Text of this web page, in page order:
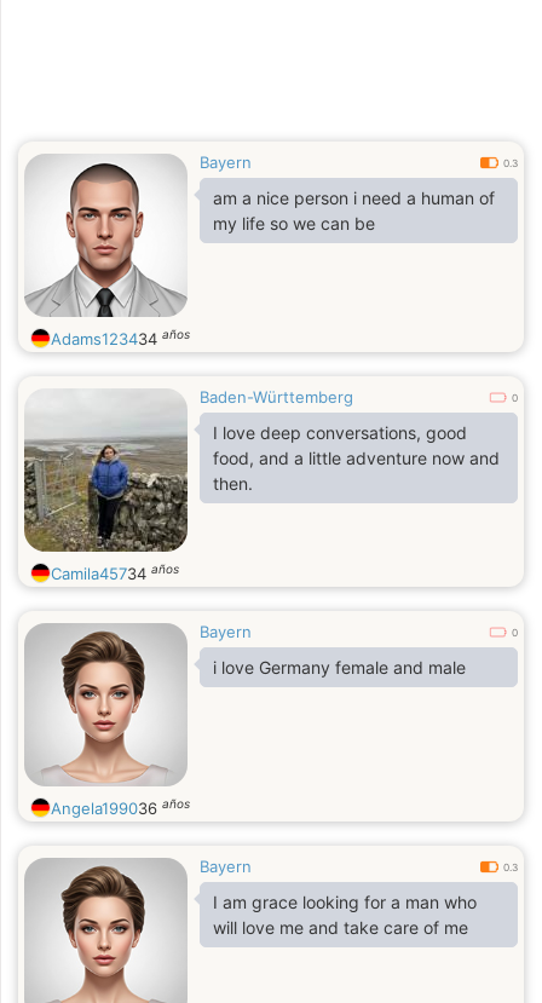
Bayern 0.3
am a nice person i need a human of
my life so we can be
Adams123434 años
Baden-Württemberg 0
I love deep conversations, good
food, and a little adventure now and
then.
Camila45734 años
Bayern 0
i love Germany female and male
Angela199036 años
Bayern 0.3
I am grace looking for a man who
will love me and take care of me